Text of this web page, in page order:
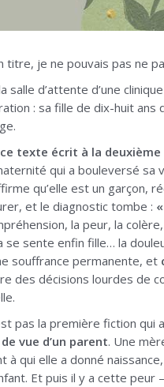
titre, je ne pouvais pas ne
salle d’attente d’une
: sa fille de dix-huit ans
texte écrit à la
qui a bouleversé sa
qu’elle est un garçon,
et le diagnostic tombe :
la peur, la
se sente enfin fille… la
souffrance permanente, et
des décisions lourdes de
pas la première fiction
vue d’un parent. Une
à qui elle a donné
Et puis il y a cette peur